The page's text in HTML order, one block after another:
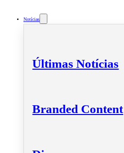
Notícias
Últimas Notícias
Branded Content